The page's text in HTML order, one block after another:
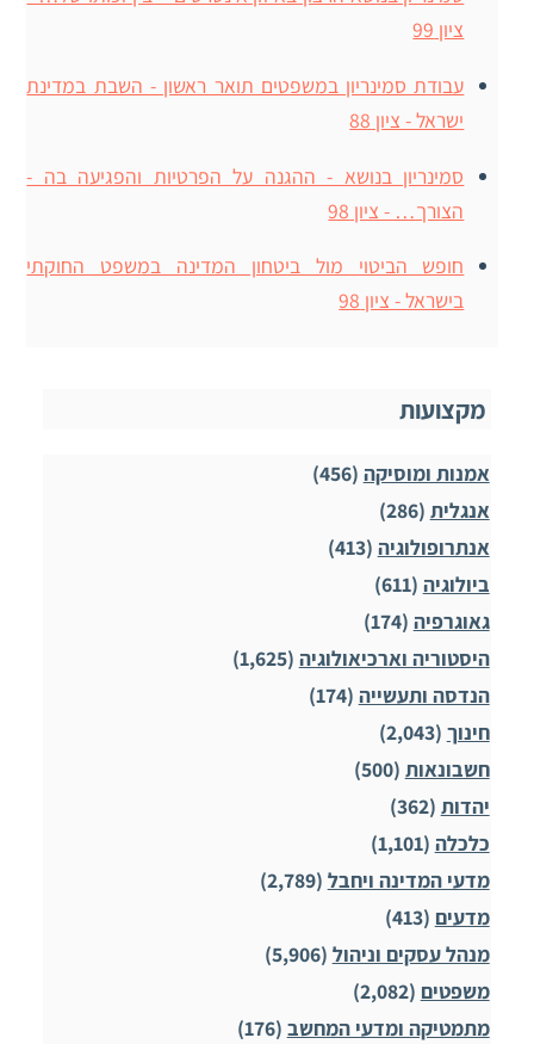
ציון 99
עבודת סמינריון במשפטים תואר ראשון - השבת במדינת
ישראל - ציון 88
סמינריון בנושא - ההגנה על הפרטיות והפגיעה בה -
הצורך… - ציון 98
חופש הביטוי מול ביטחון המדינה במשפט החוקתי
בישראל - ציון 98
מקצועות
אמנות ומוסיקה (456)
אנגלית (286)
אנתרופולוגיה (413)
ביולוגיה (611)
גאוגרפיה (174)
היסטוריה וארכיאולוגיה (1,625)
הנדסה ותעשייה (174)
חינוך (2,043)
חשבונאות (500)
יהדות (362)
כלכלה (1,101)
מדעי המדינה ויחבל (2,789)
מדעים (413)
מנהל עסקים וניהול (5,906)
משפטים (2,082)
מתמטיקה ומדעי המחשב (176)